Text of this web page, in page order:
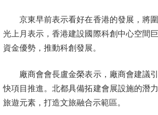
京東早前表示看好在香港的發展，將圍
光上月表示，香港建設國際科創中心空間
資金優勢，推動科創發展。
廠商會會長盧金榮表示，廠商會建議引
快項目推進。北都具備拓建會展設施的潛
旅遊元素，打造文旅融合示範區。